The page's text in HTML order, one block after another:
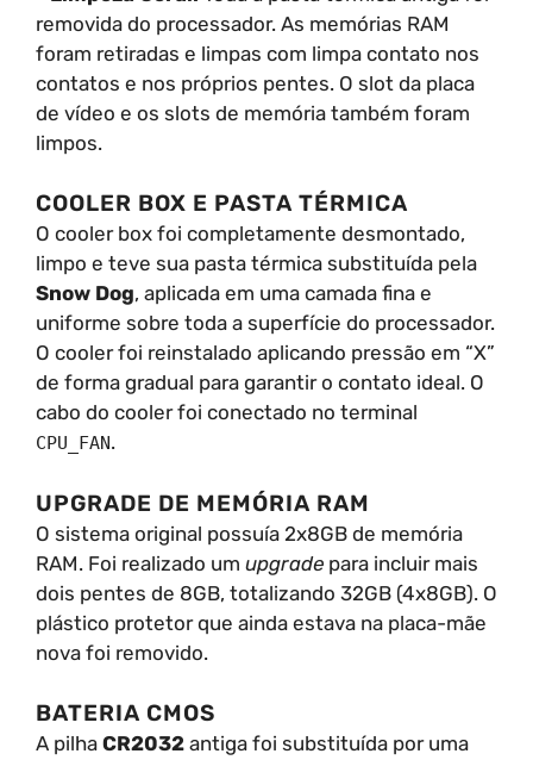
removida do processador. As memórias RAM
foram retiradas e limpas com limpa contato nos
contatos e nos próprios pentes. O slot da placa
de vídeo e os slots de memória também foram
limpos.
COOLER BOX E PASTA TÉRMICA
O cooler box foi completamente desmontado,
limpo e teve sua pasta térmica substituída pela
Snow Dog, aplicada em uma camada fina e
uniforme sobre toda a superfície do processador.
O cooler foi reinstalado aplicando pressão em “X”
de forma gradual para garantir o contato ideal. O
cabo do cooler foi conectado no terminal
CPU_FAN.
UPGRADE DE MEMÓRIA RAM
O sistema original possuía 2x8GB de memória
RAM. Foi realizado um upgrade para incluir mais
dois pentes de 8GB, totalizando 32GB (4x8GB). O
plástico protetor que ainda estava na placa-mãe
nova foi removido.
BATERIA CMOS
A pilha CR2032 antiga foi substituída por uma